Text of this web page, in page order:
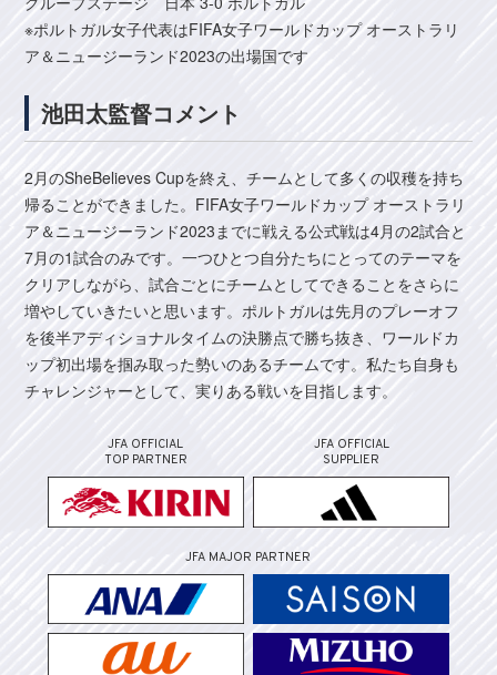
※ポルトガル女子代表はFIFA女子ワールドカップ オーストラリ
ア＆ニュージーランド2023の出場国です
池田太監督コメント
2月のSheBelieves Cupを終え、チームとして多くの収穫を持ち
帰ることができました。FIFA女子ワールドカップ オーストラリ
ア＆ニュージーランド2023までに戦える公式戦は4月の2試合と
7月の1試合のみです。一つひとつ自分たちにとってのテーマを
クリアしながら、試合ごとにチームとしてできることをさらに
増やしていきたいと思います。ポルトガルは先月のプレーオフ
を後半アディショナルタイムの決勝点で勝ち抜き、ワールドカ
ップ初出場を掴み取った勢いのあるチームです。私たち自身も
チャレンジャーとして、実りある戦いを目指します。
JFA OFFICIAL
TOP PARTNER
JFA OFFICIAL
SUPPLIER
JFA MAJOR PARTNER